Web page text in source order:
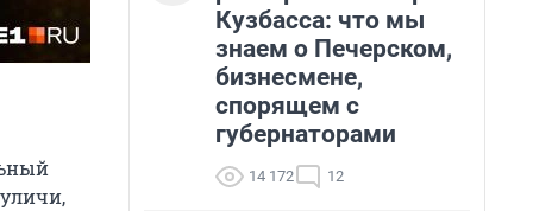
Кузбасса: что мы
знаем о Печерском,
бизнесмене,
спорящем с
губернаторами
14 172 12